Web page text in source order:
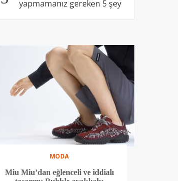
yapmamanız gereken 5 şey
MODA
Miu Miu’dan eğlenceli ve iddialı